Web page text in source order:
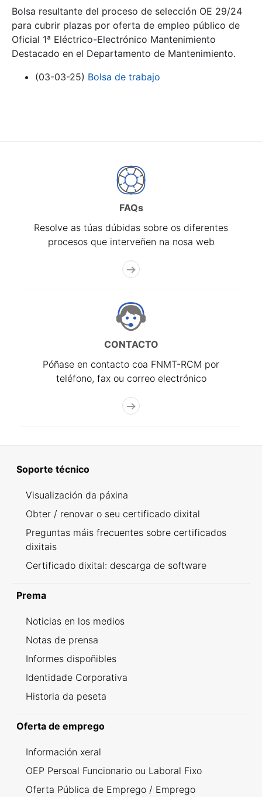
Mostrar/Ocultar
Bolsa resultante del proceso de selección OE 29/24
para cubrir plazas por oferta de empleo público de
Oficial 1ª Eléctrico-Electrónico Mantenimiento
Destacado en el Departamento de Mantenimiento.
(03-03-25) Bolsa de trabajo
FAQs
Resolve as túas dúbidas sobre os diferentes
procesos que interveñen na nosa web
CONTACTO
Póñase en contacto coa FNMT-RCM por
teléfono, fax ou correo electrónico
Soporte técnico
Visualización da páxina
Obter / renovar o seu certificado dixital
Preguntas máis frecuentes sobre certificados
dixitais
Certificado dixital: descarga de software
Prema
Noticias en los medios
Notas de prensa
Informes dispoñibles
Identidade Corporativa
Historia da peseta
Oferta de emprego
Información xeral
OEP Persoal Funcionario ou Laboral Fixo
Oferta Pública de Emprego / Emprego